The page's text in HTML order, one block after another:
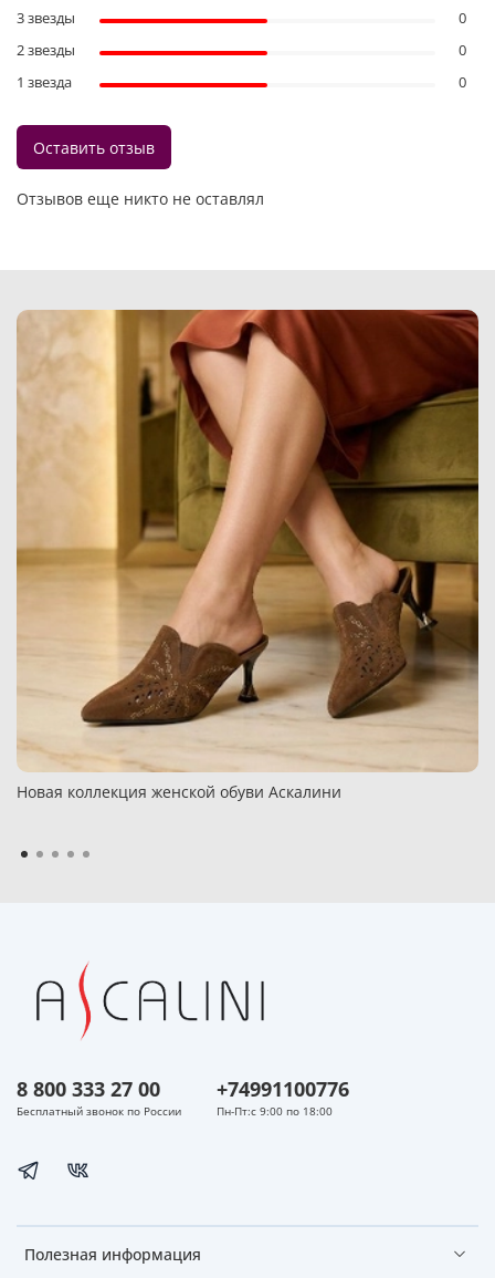
Отзывов еще никто не оставлял
3 звезды
0
2 звезды
0
1 звезда
0
Оставить отзыв
Новая коллекция женской обуви Аскалини
Полезная информация
8 800 333 27 00
Бесплатный звонок по России
+74991100776
Пн-Пт:с 9:00 по 18:00